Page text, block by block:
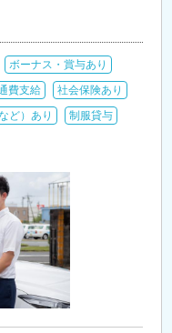
ボーナス・賞与あり
費支給
社会保険あり
ど）あり
制服貸与